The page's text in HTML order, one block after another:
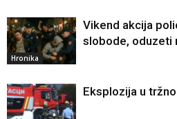
Hronika
Vikend akcija
slobode, oduzeti
Eksplozija u